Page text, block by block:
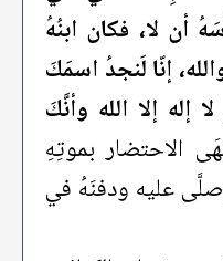
أن لا، فكان ابنُهُ
إنّا لَنجدُ اسمَكَ
إله إلا الله وأنَّكَ
الاحتضار بموتِهِ
عليه ودفنَهُ في